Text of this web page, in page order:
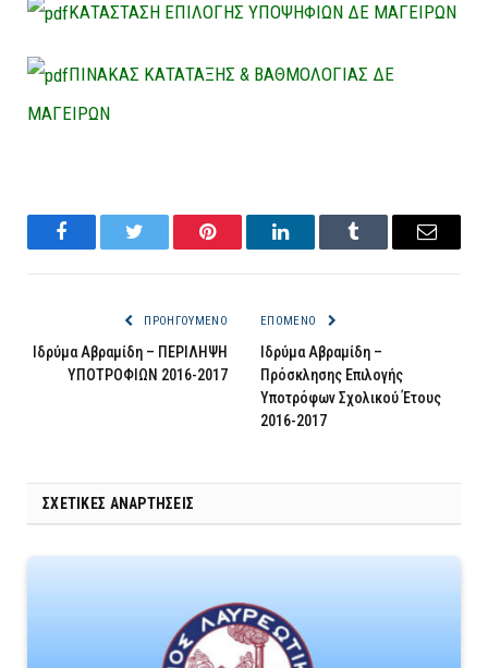
ΚΑΤΑΣΤΑΣΗ ΕΠΙΛΟΓΗΣ ΥΠΟΨΗΦΙΩΝ ΔΕ ΜΑΓΕΙΡΩΝ
ΠΙΝΑΚΑΣ ΚΑΤΑΤΑΞΗΣ & ΒΑΘΜΟΛΟΓΙΑΣ ΔΕ
ΜΑΓΕΙΡΩΝ
FacebookTwitter Pinterest LinkedInTumblr Email
ΠΡΟΗΓΟΎΜΕΝΟ
Ιδρύμα Αβραμίδη – ΠΕΡΙΛΗΨΗ
ΥΠΟΤΡΟΦΙΩΝ 2016-2017
ΕΠΌΜΕΝΟ
Ιδρύμα Αβραμίδη –
Πρόσκλησης Επιλογής
Υποτρόφων Σχολικού Έτους
2016-2017
ΣΧΕΤΙΚΈΣ ΑΝΑΡΤΉΣΕΙΣ